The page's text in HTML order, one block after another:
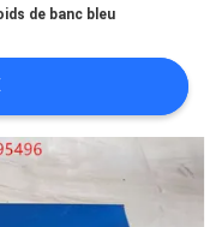
de banc bleu